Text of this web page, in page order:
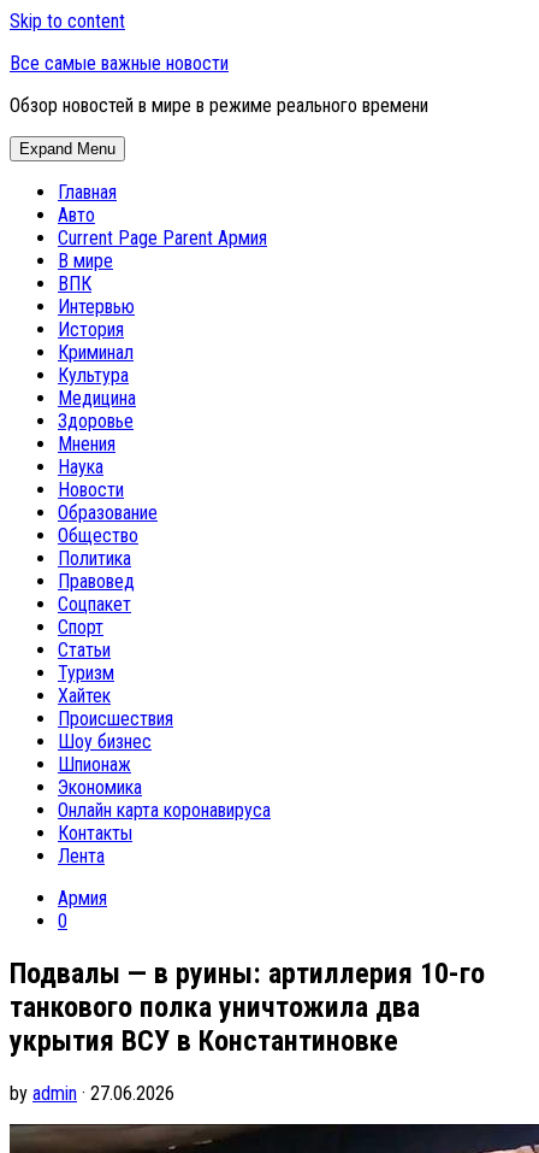
Skip to content
Все самые важные новости
Обзор новостей в мире в режиме реального времени
Expand Menu
Главная
Авто
Current Page Parent Армия
В мире
ВПК
Интервью
История
Криминал
Культура
Медицина
Здоровье
Мнения
Наука
Новости
Образование
Общество
Политика
Правовед
Соцпакет
Спорт
Статьи
Туризм
Хайтек
Происшествия
Шоу бизнес
Шпионаж
Экономика
Онлайн карта коронавируса
Контакты
Лента
Армия
0
Подвалы — в руины: артиллерия 10-го
танкового полка уничтожила два
укрытия ВСУ в Константиновке
by admin · 27.06.2026